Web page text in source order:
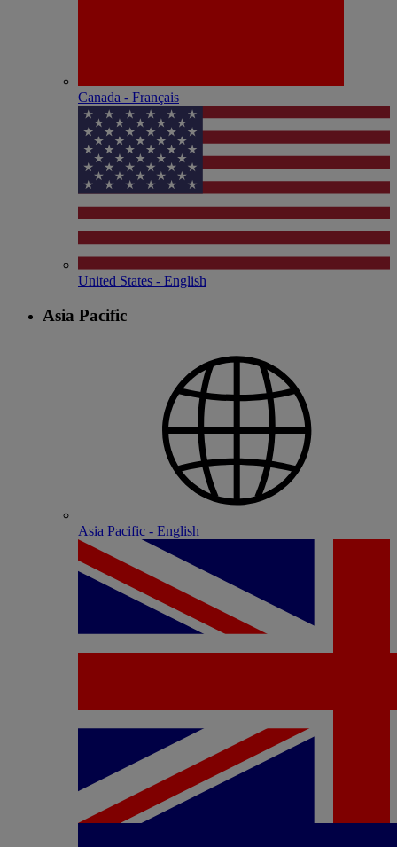
Canada - Français
United States - English
Asia Pacific
Asia Pacific - English